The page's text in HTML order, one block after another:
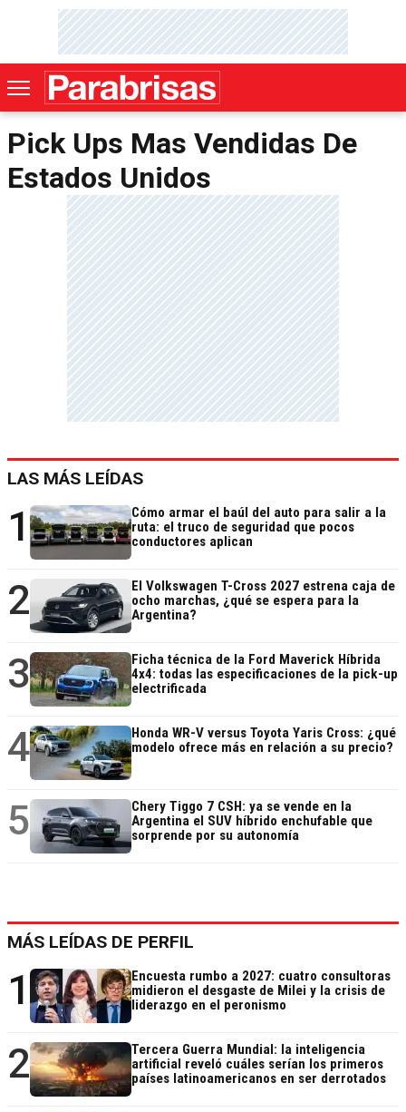
Pick Ups Mas Vendidas De
Estados Unidos
LAS MÁS LEÍDAS
1
Cómo armar el baúl del auto para salir a la
ruta: el truco de seguridad que pocos
conductores aplican
2
El Volkswagen T-Cross 2027 estrena caja de
ocho marchas, ¿qué se espera para la
Argentina?
3
Ficha técnica de la Ford Maverick Híbrida
4x4: todas las especificaciones de la pick-up
electrificada
4
Honda WR-V versus Toyota Yaris Cross: ¿qué
modelo ofrece más en relación a su precio?
5
Chery Tiggo 7 CSH: ya se vende en la
Argentina el SUV híbrido enchufable que
sorprende por su autonomía
MÁS LEÍDAS DE PERFIL
1
Encuesta rumbo a 2027: cuatro consultoras
midieron el desgaste de Milei y la crisis de
liderazgo en el peronismo
2
Tercera Guerra Mundial: la inteligencia
artificial reveló cuáles serían los primeros
países latinoamericanos en ser derrotados